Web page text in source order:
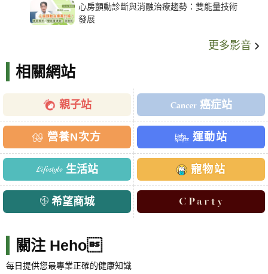
心房顫動診斷與消融治療趨勢：雙能量技術
發展
更多影音
相關網站
親子站 癌症站
營養N次方 運動站
生活站 寵物站
希望商城
關注 Heho
每日提供您最專業正確的健康知識